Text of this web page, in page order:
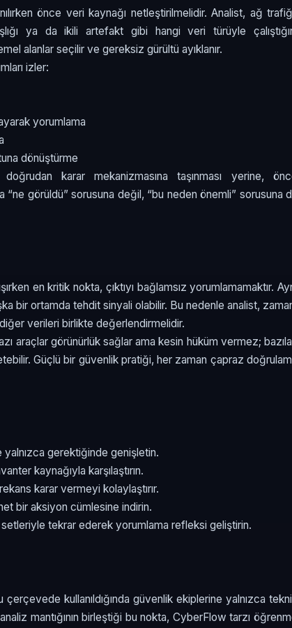
önce veri kaynağı netleştirilmelidir. Analist, ağ
ya da ikili artefakt gibi hangi veri türüyle
alanlar seçilir ve gereksiz gürültü ayıklanır.
izler:
yorumlama
dönüştürme
karar mekanizmasına taşınması yerine,
“ne görüldü” sorusuna değil, “bu neden önemli” sorusuna
en kritik nokta, çıktıyı bağlamsız yorumlamamaktır.
bir ortamda tehdit sinyali olabilir. Bu nedenle analist,
verileri birlikte değerlendirmelidir.
araçlar görünürlük sağlar ama kesin hüküm vermez;
Güçlü bir güvenlik pratiği, her zaman çapraz
yalnızca gerektiğinde genişletin.
kaynağıyla karşılaştırın.
karar vermeyi kolaylaştırır.
bir aksiyon cümlesine indirin.
setleriyle tekrar ederek yorumlama refleksi geliştirin.
kullanıldığında güvenlik ekiplerine yalnızca
mantığının birleştiği bu nokta, CyberFlow tarzı